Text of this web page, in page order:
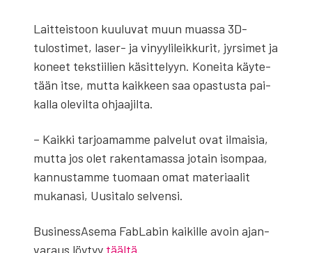
Lait­teis­toon kuu­lu­vat muun muas­sa 3D-
tulos­ti­met, laser- ja vinyy­li­leik­ku­rit, jyr­si­met ja
koneet teks­tii­lien käsit­te­lyyn. Konei­ta käy­te­
tään itse, mut­ta kaik­keen saa opas­tus­ta pai­
kal­la ole­vil­ta ohjaa­jil­ta.
– Kaik­ki tar­joa­mam­me pal­ve­lut ovat ilmai­sia,
mut­ta jos olet raken­ta­mas­sa jotain isom­paa,
kan­nus­tam­me tuo­maan omat mate­ri­aa­lit
muka­na­si, Uusi­ta­lo sel­ven­si.
Busi­ness­A­se­ma FabLa­bin kai­kil­le avoin ajan­
va­raus löy­tyy tääl­tä.